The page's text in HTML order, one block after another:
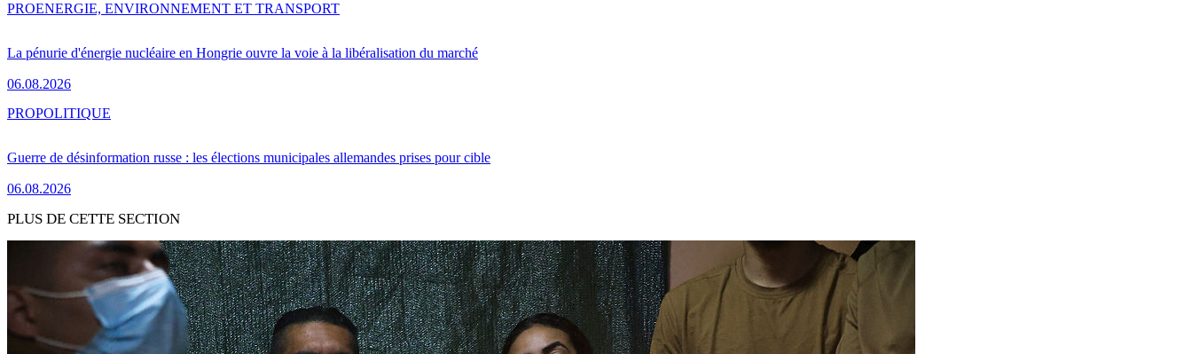
La pénurie d'énergie nucléaire en Hongrie ouvre la voie à la libéralisation du marché
06.08.2026
PROENERGIE, ENVIRONNEMENT ET TRANSPORT
Guerre de désinformation russe : les élections municipales allemandes prises pour cible
06.08.2026
PROPOLITIQUE
PLUS DE CETTE SECTION